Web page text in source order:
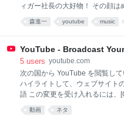
ィガー社長の大好物！ その顔
お知らせ〜♪ ( ^_^)／▼☆▼＼
□☆□＼(^_^ ) オープンしまし
ハ〜〜！！！！ http://
(￣△￣)と(￣0￣)う ※貴方はメー
http://plaza.rakuten.co.jp/
３５修理全国受付中★ ht
森進一 youtube music
YouTube - Broadcast
5 users youtube.com
次の国から YouTube を閲覧し
ハイライトして、ウェブサイト
語 この変更を受け入れるには、
の YouTube ロゴの右にある設
動画 ネタ